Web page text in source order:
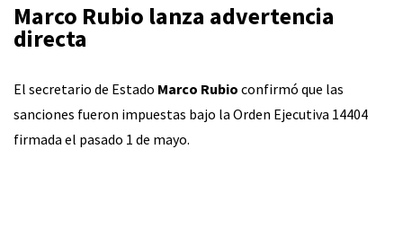
Marco Rubio lanza advertencia
directa
El secretario de Estado Marco Rubio confirmó que las
sanciones fueron impuestas bajo la Orden Ejecutiva 14404
firmada el pasado 1 de mayo.